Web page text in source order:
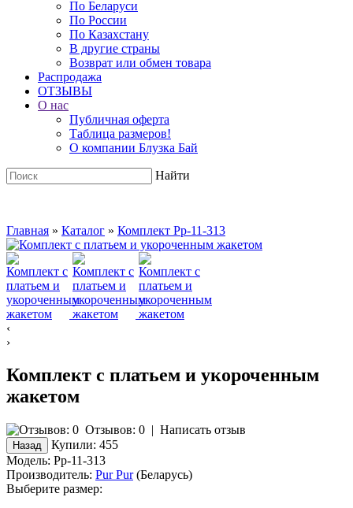
По Беларуси
По России
По Казахстану
В другие страны
Возврат или обмен товара
Распродажа
ОТЗЫВЫ
О нас
Публичная оферта
Таблица размеров!
О компании Блузка Бай
Найти
Главная » Каталог » Комплект Pp-11-313
‹
›
Комплект с платьем и укороченным
жакетом
Отзывов: 0 | Написать отзыв
Купили: 455
Модель: Pp-11-313
Производитель: Pur Pur(Беларусь)
Выберите размер: